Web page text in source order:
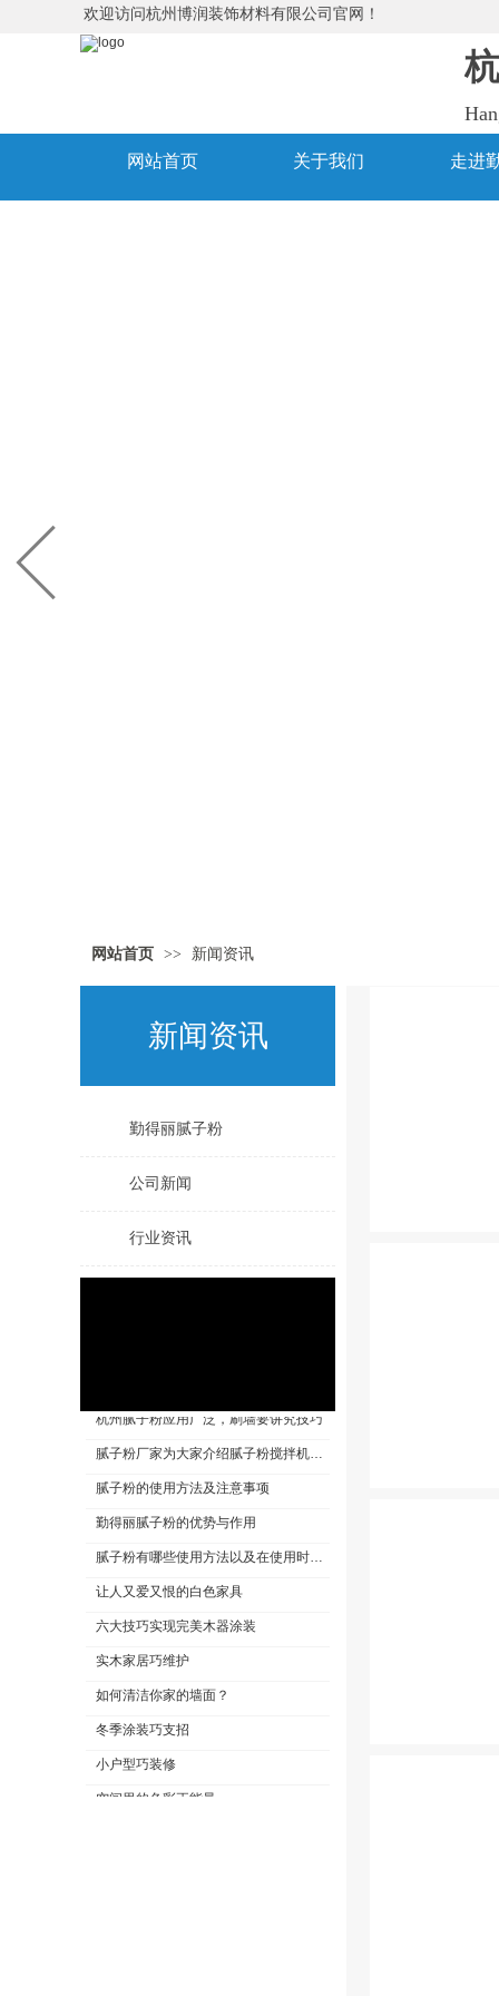
欢迎访问杭州博润装饰材料有限公司官网！
网站首页 关于我们 走进
网站首页 >> 新闻资讯
新闻资讯
勤得丽腻子粉
公司新闻
行业资讯
腻子粉厂家为大家介绍腻子粉搅拌机的特点及维护方法
腻子粉的使用方法及注意事项
勤得丽腻子粉的优势与作用
让人又爱又恨的白色家具
六大技巧实现完美木器涂装
实木家居巧维护
如何清洁你家的墙面？
冬季涂装巧支招
小户型巧装修
空间里的色彩正能量